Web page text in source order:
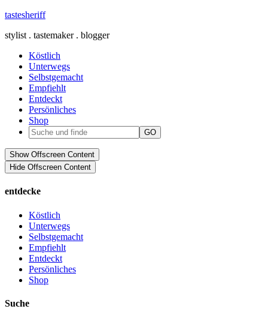
tastesheriff
stylist . tastemaker . blogger
Köstlich
Unterwegs
Selbstgemacht
Empfiehlt
Entdeckt
Persönliches
Shop
Show Offscreen Content
Hide Offscreen Content
entdecke
Köstlich
Unterwegs
Selbstgemacht
Empfiehlt
Entdeckt
Persönliches
Shop
Suche